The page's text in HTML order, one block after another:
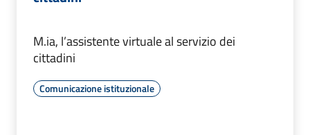
M.ia, l’assistente virtuale al servizio dei
cittadini
Comunicazione istituzionale